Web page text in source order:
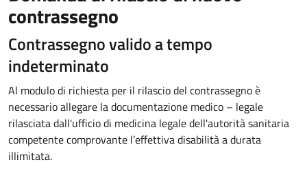
contrassegno
Contrassegno valido a tempo
indeterminato
Al modulo di richiesta per il rilascio del contrassegno è
necessario allegare la documentazione medico – legale
rilasciata dall'ufficio di medicina legale dell'autorità sanitaria
competente comprovante l’effettiva disabilità a durata
illimitata.